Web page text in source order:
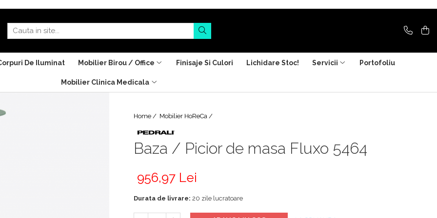
De Iluminat Mobilier Birou / Office Finisaje Si Culori Lichidare Stoc! Servicii Portofoliu
Mobilier Clinica Medicala
Home / Mobilier HoReCa /
Baza / Picior de masa Fluxo 5464
956,97 Lei
Durata de livrare: 20 zile lucratoare